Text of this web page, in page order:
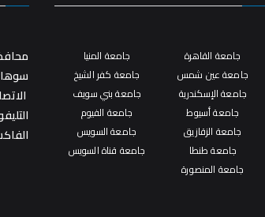
جامعة القاهرة
جامعة عين شمس
جامعة الإسكندرية
جامعة أسيوط
جامعة الزقازيق
جامعة طنطا
جامعة المنصورة
جامعة المنيا
جامعة كفر الشيخ
جامعة بني سويف
جامعة الفيوم
جامعة السويس
جامعة قناة السويس
الفاكس